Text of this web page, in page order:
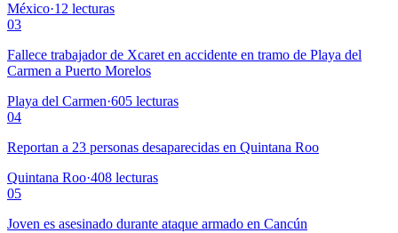
México·12 lecturas
03
Fallece trabajador de Xcaret en accidente en tramo de Playa del
Carmen a Puerto Morelos
Playa del Carmen·605 lecturas
04
Reportan a 23 personas desaparecidas en Quintana Roo
Quintana Roo·408 lecturas
05
Joven es asesinado durante ataque armado en Cancún